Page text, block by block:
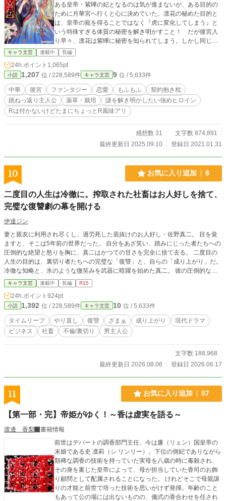
ある皇帝・紫曄の妃となるのは気が進まないが、ある目的の
ために月華宮へ行くと心に決めていた。凛花の秘めた目的と
は、皇帝の寵を得ることではなく『虎に変化してしまう』と
いう特殊すぎる体質の秘密を解き明かすこと！ だが後宮入
り早々、凛花は紫曄に秘密を知られてしまう。しかし同じく
秘密を抱えている紫曄は、凛花に「抱き枕になれ」と予想外
なことを言い出して――？ ◆第14回恋愛小説大賞【中華後宮
ラブ賞】受賞。ありがとうございます！ ◆旧題：月華宮の虎
猫の妃は眠れぬ皇帝の膝の上 ～不本意ながらモフモフ抱き枕
を拝命いたします～
キャラ文芸 連載中 長編
24h.ポイント 1,065pt
小説 1,207 位 / 228,589件 キャラ文芸 9 位 / 5,633件
中華 後宮 ファンタジー 恋愛 もふもふ
契約抱き枕
跳ねっ返り主人公
薬草・栽培
謎を解き明かしたい強めヒロイン
Rは付かないけどたまにちょっとR風味アリ
感想数 31
文字数 874,891
最終更新日 2025.09.10
登録日 2021.01.31
10 お気に入り追加 8
二度目の人生は冷徹に。搾取された社畜はお人好しを捨て、
完璧な復讐劇の幕を開ける
伊達ジン
妻と親友に利用され尽くし、過労死した底抜けのお人好し・佐野真二。 目を覚
ますと、そこは5年前の世界だった。 自分をあざ笑い、踏みにじった者たちへの
圧倒的な絶望と怒りを胸に、真二はかつての甘さを完全に捨て去る。 二度目の
人生の目的は、裏切り者たちへの完璧な「復讐」と、自らの「成り上がり」だ。
冷徹な知略と、氷のような微笑みを武器に暗躍を始めた真二。 彼の圧倒的な有
能さと野心に惹き寄せられるように、各界の頂点に立つ特異な才能を持った者た
ちが集い始める。 孤高の「氷の令嬢」、ウォール街の「投資エージェント」、
裏社会に通じる「凄腕ハッカー」、メディアを操る「広報の魔術師」……。 権
力、財力、情報、世論。 強大なジョーカーたちを自らの手駒とし、逃げ場のな
い「極上の死刑執行（ざまぁ）」が今、幕を開ける――。 容赦なし、妥協な
し。現代ビジネス復讐劇の決定版！
キャラ文芸 連載中 長編 R15
24h.ポイント 924pt
小説 1,392 位 / 228,589件 キャラ文芸 10 位 / 5,633件
タイムリープ やり直し 復讐 ざまぁ 成り上がり
現代ドラマ
ビジネス
社畜 不倫/裏切り 男主人公
文字数 188,968
最終更新日 2026.08.06
登録日 2026.06.17
11 お気に入り追加 87
【第一部・完】帝姫がゆく！～香は虚実を語る～
渡邊 香梨
書籍情報
前世はデパートの調香部門主任、今は廉（リェン）国皇帝の
末娘である史 凛莉（シ リンリー）。下位の側妃でありながら
類稀な調香の技術を持っていた実母を八歳の時に毒殺され、
その身を案じた皇帝によって、母が担当していた香司のお飾
り顧問として配属されることになった。 けれどそこで母親譲
りの才能と前世で培った技術を思いがけず発揮。年齢のこと
もあって公の場には出ないものの、儀式の香合わせを任され